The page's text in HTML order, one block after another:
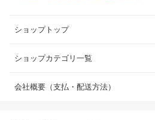
ショップトップ
ショップカテゴリ一覧
会社概要（支払・配送方法）